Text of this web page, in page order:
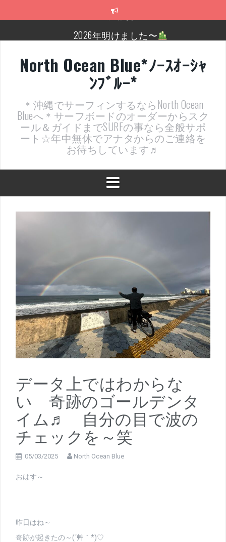
2026年明けました〜
近況報告ww
ヤッチマッターーーー！！！
支部長就任報告と支部予選・検定開催決定！
近況報告～
North Ocean Blue*ﾉｰｽｵｰｼｬ
ﾝﾌﾞﾙｰ*
＊沖縄でサーフィンするならNorth Ocean
Blueへ＊サーフボードのオーダーからスク
ール＆ガイドまでSURFの事なら全般サポ
ート☆年中無休でアナタからのご連絡を
お待ちしています♬
データ上ではわからな
い 奇跡のゴールデンタ
イム♬ 自分の目で波の
チェックを～笑
05/03/2025 North Ocean Blue
おはす～
昨日はね～
奇跡が起きたの～(´艸｀*)♡